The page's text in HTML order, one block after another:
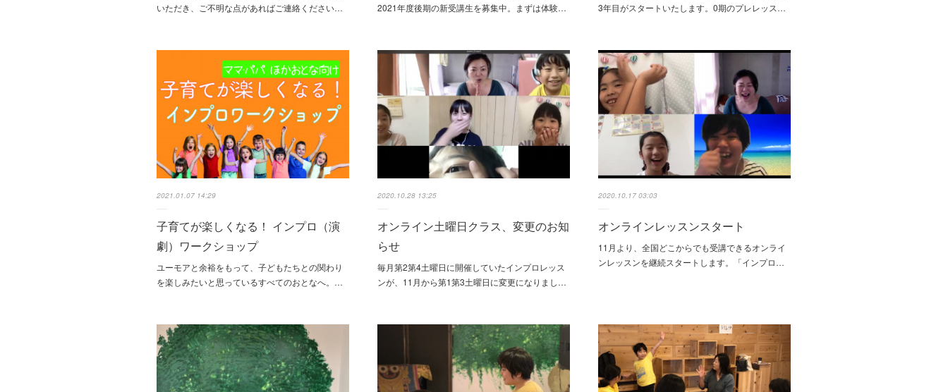
いただき、ご不明な点があればご連絡ください…
2021年度後期の新受講生を募集中。まずは体験…
3年目がスタートいたします。0期のプレレッス…
2021.01.07 14:29
子育てが楽しくなる！ インプロ（演
劇）ワークショップ
ユーモアと余裕をもって、子どもたちとの関わり
を楽しみたいと思っているすべてのおとなへ。…
2020.10.28 13:25
オンライン土曜日クラス、変更のお知
らせ
毎月第2第4土曜日に開催していたインプロレッス
ンが、11月から第1第3土曜日に変更になりまし…
2020.10.17 03:03
オンラインレッスンスタート
11月より、全国どこからでも受講できるオンライ
ンレッスンを継続スタートします。「インプロ…